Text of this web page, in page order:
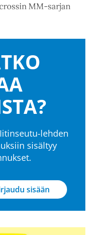
MM-sarjan
lehden
sisältyy
sisään